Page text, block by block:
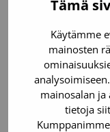
Tämä
Käytämme
mainosten
mainosalan
tietoja
rajoitukset
myös
lomien
estää
Länsi-Niilin…